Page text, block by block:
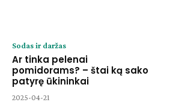
Sodas ir daržas
Ar tinka pelenai
pomidorams? – štai ką sako
patyrę ūkininkai
2025-04-21